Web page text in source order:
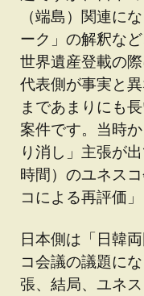
（端島）関連に
ーク」の解釈な
世界遺産登載の
代表側が事実と
まであまりにも
案件です。当時
り消し」主張が
時間）のユネス
コによる再評価
日本側は「日韓
コ会議の議題に
張、結局、ユネ